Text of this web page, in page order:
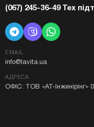
(067) 245-36-49 Тех
EMAIL
info@lavita.ua
АДРЕСА
ОФІС: ТОВ «АТ-Інжинірінг»